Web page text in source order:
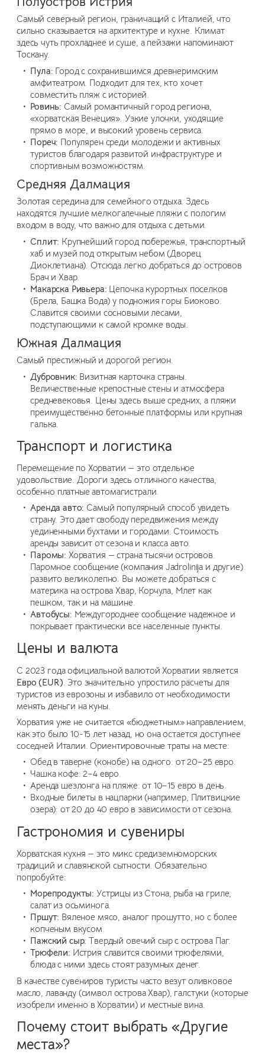
Самый северный регион, граничащий с Италией, что
сильно сказывается на архитектуре и кухне. Климат
здесь чуть прохладнее и суше, а пейзажи напоминают
Тоскану.
Пула: Город с сохранившимся древнеримским
амфитеатром. Подходит для тех, кто хочет
совместить пляж с историей.
Ровинь: Самый романтичный город региона,
«хорватская Венеция». Узкие улочки, уходящие
прямо в море, и высокий уровень сервиса.
Пореч: Популярен среди молодежи и активных
туристов благодаря развитой инфраструктуре и
спортивным возможностям.
Средняя Далмация
Золотая середина для семейного отдыха. Здесь
находятся лучшие мелкогалечные пляжи с пологим
входом в воду, что важно для отдыха с детьми.
Сплит: Крупнейший город побережья, транспортный
хаб и музей под открытым небом (Дворец
Диоклетиана). Отсюда легко добраться до островов
Брач и Хвар.
Макарска Ривьера: Цепочка курортных поселков
(Брела, Башка Вода) у подножия горы Биоково.
Славится своими сосновыми лесами,
подступающими к самой кромке воды.
Южная Далмация
Самый престижный и дорогой регион.
Дубровник: Визитная карточка страны.
Величественные крепостные стены и атмосфера
средневековья. Цены здесь выше средних, а пляжи
преимущественно бетонные платформы или крупная
галька.
Транспорт и логистика
Перемещение по Хорватии — это отдельное
удовольствие. Дороги здесь отличного качества,
особенно платные автомагистрали.
Аренда авто: Самый популярный способ увидеть
страну. Это дает свободу передвижения между
уединенными бухтами и городами. Стоимость
аренды зависит от сезона и класса авто.
Паромы: Хорватия — страна тысячи островов.
Паромное сообщение (компания Jadrolinija и другие)
развито великолепно. Вы можете добраться с
материка на острова Хвар, Корчула, Млет как
пешком, так и на машине.
Автобусы: Междугороднее сообщение надежное и
покрывает практически все населенные пункты.
Цены и валюта
С 2023 года официальной валютой Хорватии является
Евро (EUR) . Это значительно упростило расчеты для
туристов из еврозоны и избавило от необходимости
менять деньги на куны.
Хорватия уже не считается «бюджетным» направлением,
как это было 10-15 лет назад, но она остается доступнее
соседней Италии. Ориентировочные траты на месте:
Обед в таверне (конобе) на одного: от 20–25 евро.
Чашка кофе: 2–4 евро.
Аренда шезлонга на пляже: от 10–15 евро в день.
Входные билеты в нацпарки (например, Плитвицкие
озера): от 20 до 40 евро в зависимости от сезона.
Гастрономия и сувениры
Хорватская кухня — это микс средиземноморских
традиций и славянской сытности. Обязательно
попробуйте:
Морепродукты: Устрицы из Стона, рыба на гриле,
салат из осьминога.
Пршут: Вяленое мясо, аналог прошутто, но с более
копченым вкусом.
Пажский сыр: Твердый овечий сыр с острова Паг.
Трюфели: Истрия славится своими трюфелями,
блюда с ними здесь стоят разумных денег.
В качестве сувениров туристы часто везут оливковое
масло, лаванду (символ острова Хвар), галстуки (которые
изобрели именно в Хорватии) и местные вина.
Почему стоит выбрать «Другие
места»?